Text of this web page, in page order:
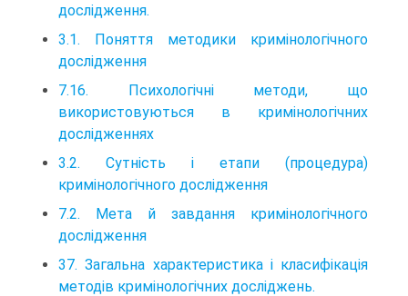
дослідження.
3.1. Поняття методики кримінологічного
дослідження
7.16. Психологічні методи, що
використовуються в кримінологічних
дослідженнях
3.2. Сутність і етапи (процедура)
кримінологічного дослідження
7.2. Мета й завдання кримінологічного
дослідження
37. Загальна характеристика і класифікація
методів кримінологічних досліджень.